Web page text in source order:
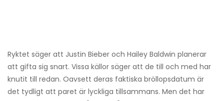
Ryktet säger att Justin Bieber och Hailey Baldwin planerar
att gifta sig snart. Vissa källor säger att de till och med har
knutit till redan. Oavsett deras faktiska bröllopsdatum är
det tydligt att paret är lyckliga tillsammans. Men det har